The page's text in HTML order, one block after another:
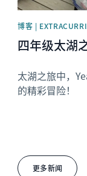
更多新闻
博客 |
四年级太湖
太湖之旅中，
的精彩冒险！